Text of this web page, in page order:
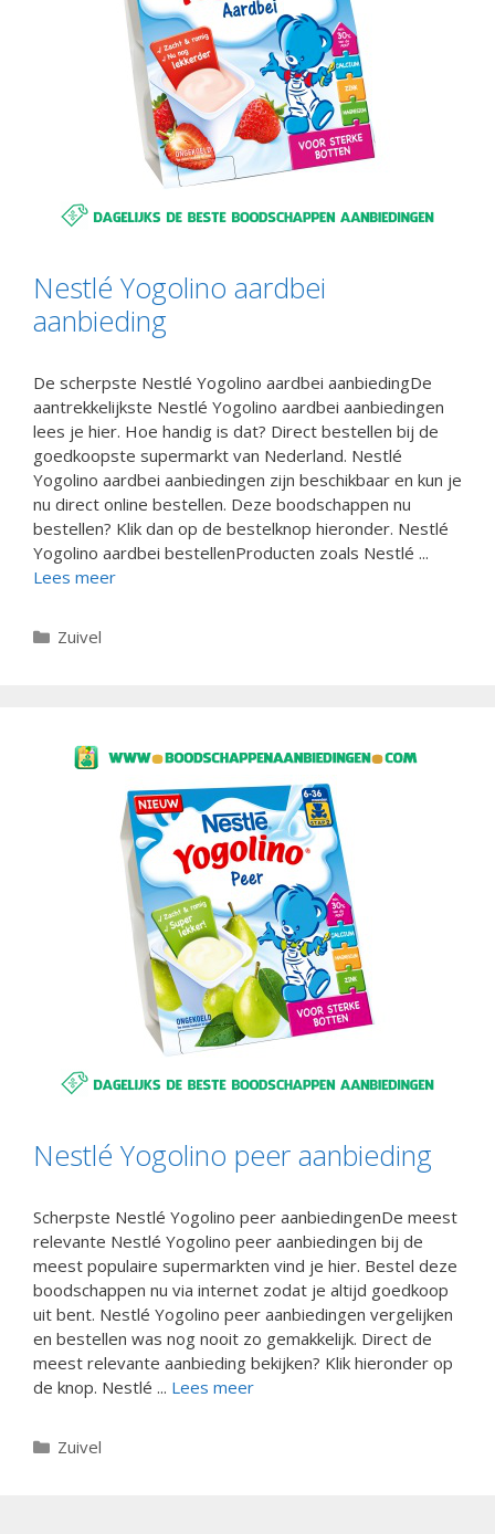
Nestlé Yogolino aardbei
aanbieding
De scherpste Nestlé Yogolino aardbei aanbiedingDe
aantrekkelijkste Nestlé Yogolino aardbei aanbiedingen
lees je hier. Hoe handig is dat? Direct bestellen bij de
goedkoopste supermarkt van Nederland. Nestlé
Yogolino aardbei aanbiedingen zijn beschikbaar en kun je
nu direct online bestellen. Deze boodschappen nu
bestellen? Klik dan op de bestelknop hieronder. Nestlé
Yogolino aardbei bestellenProducten zoals Nestlé ...
Lees meer
Categorieën
Zuivel
Nestlé Yogolino peer aanbieding
Scherpste Nestlé Yogolino peer aanbiedingenDe meest
relevante Nestlé Yogolino peer aanbiedingen bij de
meest populaire supermarkten vind je hier. Bestel deze
boodschappen nu via internet zodat je altijd goedkoop
uit bent. Nestlé Yogolino peer aanbiedingen vergelijken
en bestellen was nog nooit zo gemakkelijk. Direct de
meest relevante aanbieding bekijken? Klik hieronder op
de knop. Nestlé ... Lees meer
Categorieën
Zuivel